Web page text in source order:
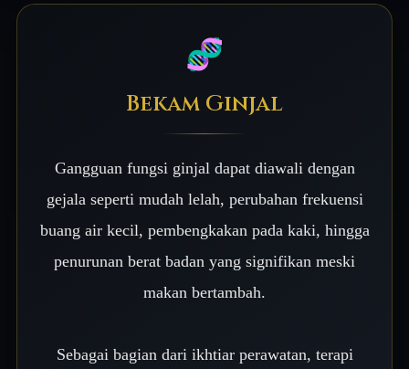
🧬
Bekam Ginjal
Gangguan fungsi ginjal dapat diawali dengan
gejala seperti mudah lelah, perubahan frekuensi
buang air kecil, pembengkakan pada kaki, hingga
penurunan berat badan yang signifikan meski
makan bertambah.
Sebagai bagian dari ikhtiar perawatan, terapi